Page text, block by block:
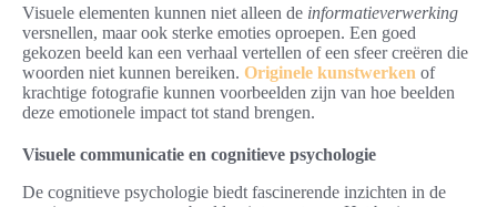
Visuele elementen kunnen niet alleen de informatieverwerking
versnellen, maar ook sterke emoties oproepen. Een goed
gekozen beeld kan een verhaal vertellen of een sfeer creëren die
woorden niet kunnen bereiken. Originele kunstwerken of
krachtige fotografie kunnen voorbeelden zijn van hoe beelden
deze emotionele impact tot stand brengen.
Visuele communicatie en cognitieve psychologie
De cognitieve psychologie biedt fascinerende inzichten in de